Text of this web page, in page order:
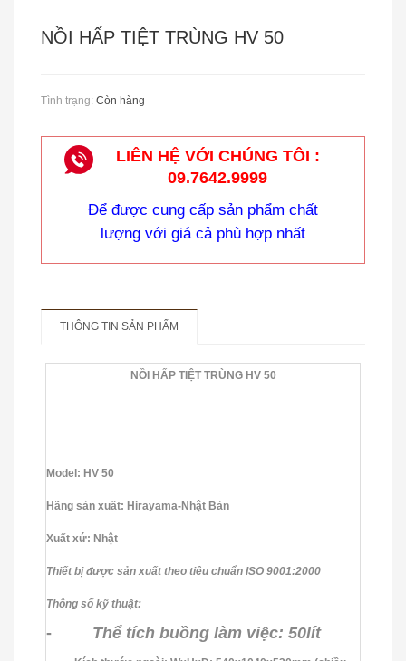
CÂN TREO METTLER - TOLEDO
NỒI HẤP TIỆT TRÙNG HV 50
Tình trạng: Còn hàng
LIÊN HỆ VỚI CHÚNG TÔI :
09.7642.9999
Để được cung cấp sản phẩm chất
lượng với giá cả phù hợp nhất
THÔNG TIN SẢN PHẨM
NỒI HẤP TIỆT TRÙNG HV 50
Model: HV 50
Hãng sản xuất: Hirayama-Nhật Bản
Xuất xứ: Nhật
Thiết bị được sản xuất theo tiêu chuẩn ISO 9001:2000
Thông số kỹ thuật:
- Thể tích buồng làm việc: 50lít